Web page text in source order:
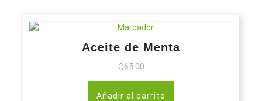
Aceite de Menta
Q65.00
Añadir al carrito